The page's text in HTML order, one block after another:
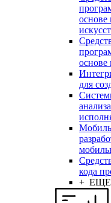
основе
основе
для
кода
+ ЕЩЕ